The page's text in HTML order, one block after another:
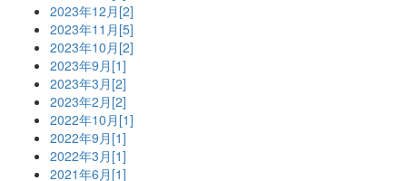
2023年12月[2]
2023年11月[5]
2023年10月[2]
2023年9月[1]
2023年3月[2]
2023年2月[2]
2022年10月[1]
2022年9月[1]
2022年3月[1]
2021年6月[1]